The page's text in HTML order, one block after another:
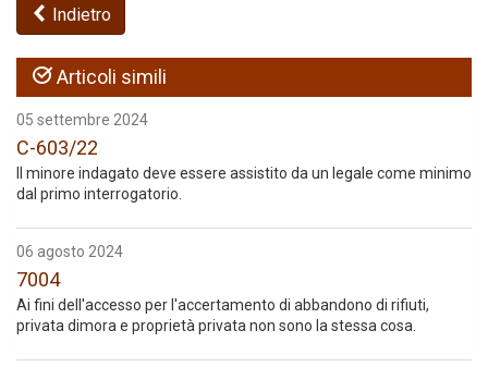
Indietro
Articoli simili
05 settembre 2024
C-603/22
Il minore indagato deve essere assistito da un legale come minimo
dal primo interrogatorio.
06 agosto 2024
7004
Ai fini dell'accesso per l'accertamento di abbandono di rifiuti,
privata dimora e proprietà privata non sono la stessa cosa.